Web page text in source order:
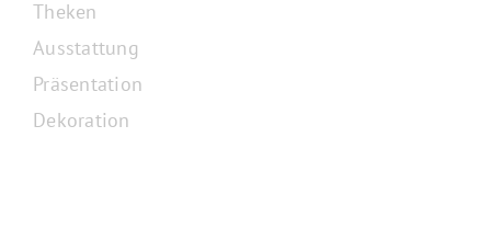
Theken
Ausstattung
Präsentation
Dekoration